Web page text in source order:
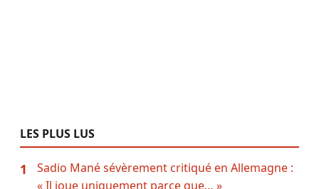
LES PLUS LUS
1
Sadio Mané sévèrement critiqué en Allemagne :
« Il joue uniquement parce que… »